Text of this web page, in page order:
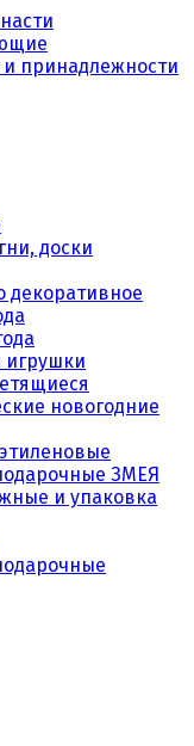
принадлежности
доски
декоративное
игрушки
новогодние
ЗМЕЯ
и упаковка